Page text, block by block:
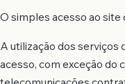
O simples acesso ao site
A utilização dos serviços
acesso, com exceção do